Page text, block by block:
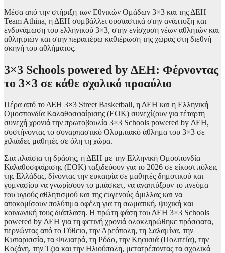
Μέσα από την στήριξη των Εθνικών Ομάδων 3×3 και της ΔΕΗ
Team Athina, η ΔΕΗ συμβάλλει ουσιαστικά στην ανάπτυξη και
ενδυνάμωση του ελληνικού 3×3, στην ενίσχυση νέων αθλητών και
αθλητριών και στην περαιτέρω καθιέρωση της χώρας στη διεθνή
σκηνή του αθλήματος.
3×3 Schools powered by ΔΕΗ: Φέρνοντας
το 3×3 σε κάθε σχολικό προαύλιο
Πέρα από το ΔΕΗ 3×3 Street Basketball, η ΔΕΗ και η Ελληνική
Ομοσπονδία Καλαθοσφαίρισης (ΕΟΚ) συνεχίζουν για τέταρτη
συνεχή χρονιά την πρωτοβουλία 3×3 Schools powered by ΔΕΗ,
συστήνοντας το συναρπαστικό Ολυμπιακό άθλημα του 3×3 σε
χιλιάδες μαθητές σε όλη τη χώρα.
Στα πλαίσια τη δράσης, η ΔΕΗ με την Ελληνική Ομοσπονδία
Καλαθοσφαίρισης (ΕΟΚ) ταξιδεύουν για το 2026 σε είκοσι πόλεις
της Ελλάδας, δίνοντας την ευκαιρία σε μαθητές δημοτικού και
γυμνασίου να γνωρίσουν το μπάσκετ, να αναπτύξουν το πνεύμα
του υγιούς αθλητισμού και της ευγενούς άμιλλας και να
αποκομίσουν πολύτιμα οφέλη για τη σωματική, ψυχική και
κοινωνική τους διάπλαση. Η πρώτη φάση του ΔΕΗ 3×3 Schools
powered by ΔΕΗ για τη φετινή χρονιά ολοκληρώθηκε πρόσφατα,
περνώντας από το Γύθειο, την Αρεόπολη, τη Σαλαμίνα, την
Κυπαρισσία, τα Φιλιατρά, τη Ρόδο, την Κηφισιά (Πολιτεία), την
Κοζάνη, την Τζια και την Ηλιούπολη, μετατρέποντας τα σχολικά